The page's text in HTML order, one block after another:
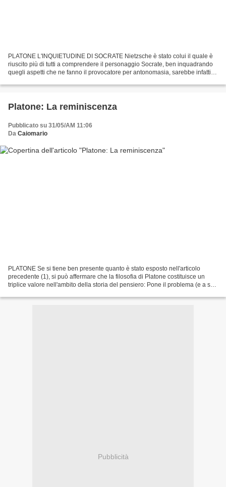
PLATONE L'INQUIETUDINE DI SOCRATE Nietzsche è stato colui il quale è
riuscito più di tutti a comprendere il personaggio Socrate, ben inquadrando
quegli aspetti che ne fanno il provocatore per antonomasia, sarebbe infatti
Platone: La reminiscenza
Pubblicato su 31/05/AM 11:06
Da Caiomario
PLATONE Se si tiene ben presente quanto è stato esposto nell'articolo
precedente (1), si può affermare che la filosofia di Platone costituisce un
triplice valore nell'ambito della storia del pensiero: Pone il problema (e a suo
Pubblicità